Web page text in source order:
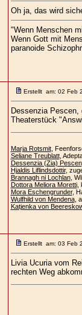
Oh ja, das wird
"Wenn Menschen
Wenn Gott mit
paranoide
Erstellt am: 02 Feb
Dessenzia
Theaterstück
Marja Rotsmit,
Seliane Treublatt,
Dessenzia (Zia) Pescen
Hjaldis Liflindsdottir,
Brannagh ni Lochlan,
Dottora Meliora Moretti,
Mora Eschengrunder,
Wulfhild von Mendena,
Katjenka von
Erstellt am: 03 Feb
Livia Ucuria vom
rechten Weg